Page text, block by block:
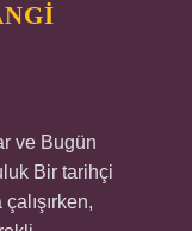
ve Bugün
Bir tarihçi